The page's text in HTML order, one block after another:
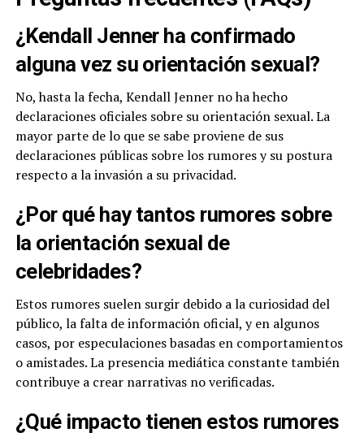
¿Kendall Jenner ha confirmado
alguna vez su orientación sexual?
No, hasta la fecha, Kendall Jenner no ha hecho
declaraciones oficiales sobre su orientación sexual. La
mayor parte de lo que se sabe proviene de sus
declaraciones públicas sobre los rumores y su postura
respecto a la invasión a su privacidad.
¿Por qué hay tantos rumores sobre
la orientación sexual de
celebridades?
Estos rumores suelen surgir debido a la curiosidad del
público, la falta de información oficial, y en algunos
casos, por especulaciones basadas en comportamientos
o amistades. La presencia mediática constante también
contribuye a crear narrativas no verificadas.
¿Qué impacto tienen estos rumores